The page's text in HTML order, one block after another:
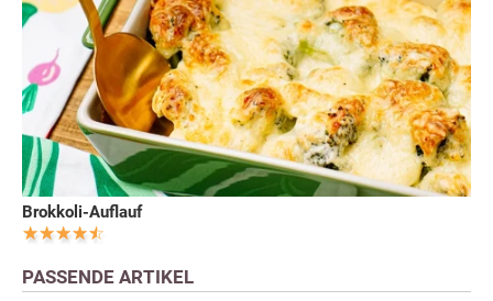
Brokkoli-Auflauf
PASSENDE ARTIKEL